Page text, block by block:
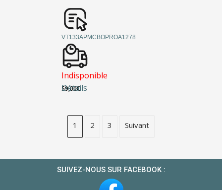
Détails
VT133APMCBOPROA1278
Indisponible
59,00€
1 2 3 Suivant
SUIVEZ-NOUS SUR FACEBOOK :